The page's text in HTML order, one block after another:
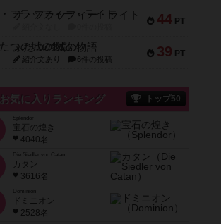
44 PT
ザ・フラッフィー・ライト
39 PT
ふたつの城の物語
紹介文あり 6件の投稿
お気に入りランキング トップ50
宝石の煌き
4040名
Die Siedler von Catan
カタン
3616名
ドミニオン
2528名